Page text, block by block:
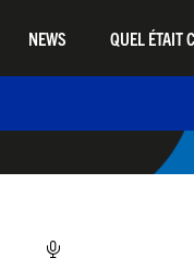
NEWS QUEL ÉTAIT